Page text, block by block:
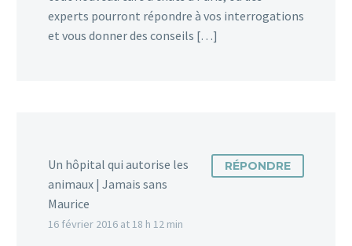
experts pourront répondre à vos interrogations
et vous donner des conseils […]
Un hôpital qui autorise les
animaux | Jamais sans
Maurice
16 février 2016 at 18 h 12 min
RÉPONDRE